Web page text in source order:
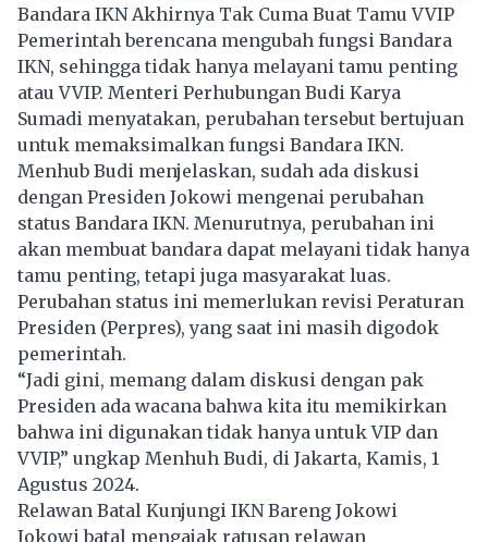
Bandara IKN Akhirnya Tak Cuma Buat Tamu VVIP
Pemerintah berencana mengubah fungsi Bandara
IKN, sehingga tidak hanya melayani tamu penting
atau VVIP. Menteri Perhubungan Budi Karya
Sumadi menyatakan, perubahan tersebut bertujuan
untuk memaksimalkan fungsi Bandara IKN.
Menhub Budi menjelaskan, sudah ada diskusi
dengan Presiden Jokowi mengenai perubahan
status Bandara IKN. Menurutnya, perubahan ini
akan membuat bandara dapat melayani tidak hanya
tamu penting, tetapi juga masyarakat luas.
Perubahan status ini memerlukan revisi Peraturan
Presiden (Perpres), yang saat ini masih digodok
pemerintah.
“Jadi gini, memang dalam diskusi dengan pak
Presiden ada wacana bahwa kita itu memikirkan
bahwa ini digunakan tidak hanya untuk VIP dan
VVIP,” ungkap Menhuh Budi, di Jakarta, Kamis, 1
Agustus 2024.
Relawan Batal Kunjungi IKN Bareng Jokowi
Jokowi batal mengajak ratusan relawan